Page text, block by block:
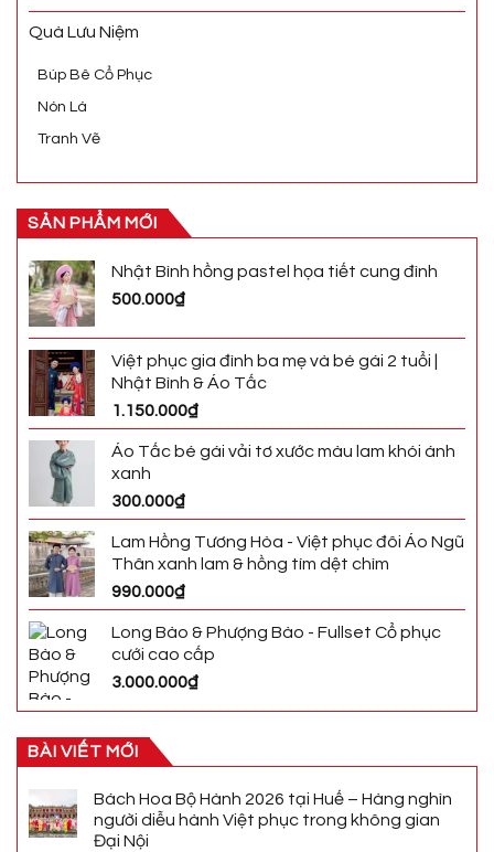
Quà Lưu Niệm
Búp Bê Cổ Phục
Nón Lá
Tranh Vẽ
SẢN PHẨM MỚI
Nhật Bình hồng pastel họa tiết cung đình
500.000₫
Việt phục gia đình ba mẹ và bé gái 2 tuổi |
Nhật Bình & Áo Tấc
1.150.000₫
Áo Tấc bé gái vải tơ xước màu lam khói ánh
xanh
300.000₫
Lam Hồng Tương Hòa - Việt phục đôi Áo Ngũ
Thân xanh lam & hồng tím dệt chìm
990.000₫
Long Bào & Phượng Bào - Fullset Cổ phục
cưới cao cấp
3.000.000₫
BÀI VIẾT MỚI
Bách Hoa Bộ Hành 2026 tại Huế – Hàng nghìn
người diễu hành Việt phục trong không gian
Đại Nội